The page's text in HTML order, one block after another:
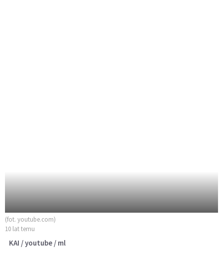
(fot. youtube.com)
10 lat temu
KAI / youtube / ml